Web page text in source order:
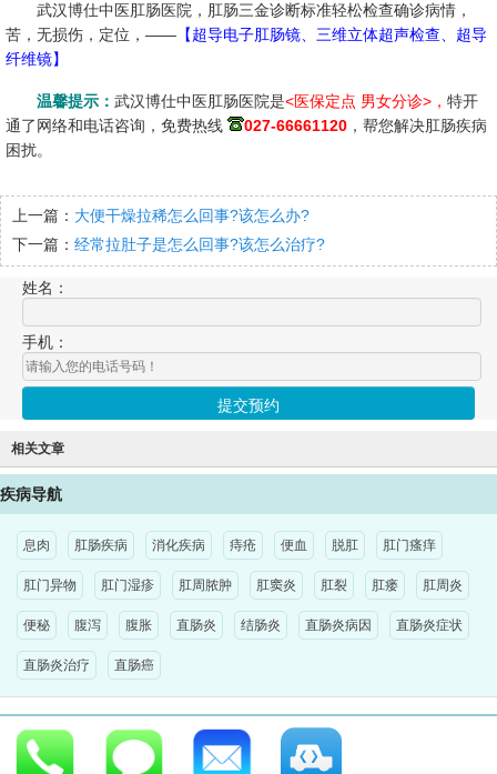
武汉博仕中医肛肠医院，肛肠三金诊断标准轻松检查确诊病情，
苦，无损伤，定位，—— 【超导电子肛肠镜、三维立体超声检查、超导
纤维镜】
温馨提示： 武汉博仕中医肛肠医院是<医保定点 男女分诊>， 特开
通了网络和电话咨询，免费热线
027-66661120 ，帮您解决肛肠疾病
困扰。
上一篇： 大便干燥拉稀怎么回事?该怎么办?
下一篇： 经常拉肚子是怎么回事?该怎么治疗?
姓名：
手机：
相关文章
疾病导航
息肉 肛肠疾病 消化疾病 痔疮 便血 脱肛 肛门瘙痒
肛门异物 肛门湿疹 肛周脓肿 肛窦炎 肛裂 肛瘘 肛周炎
便秘 腹泻 腹胀 直肠炎 结肠炎 直肠炎病因 直肠炎症状
直肠炎治疗 直肠癌